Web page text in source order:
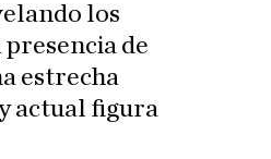
los
de
estrecha
actual figura